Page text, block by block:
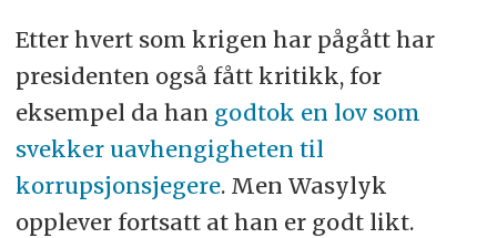
Etter hvert som krigen har pågått har
presidenten også fått kritikk, for
eksempel da han godtok en lov som
svekker uavhengigheten til
korrupsjonsjegere. Men Wasylyk
opplever fortsatt at han er godt likt.